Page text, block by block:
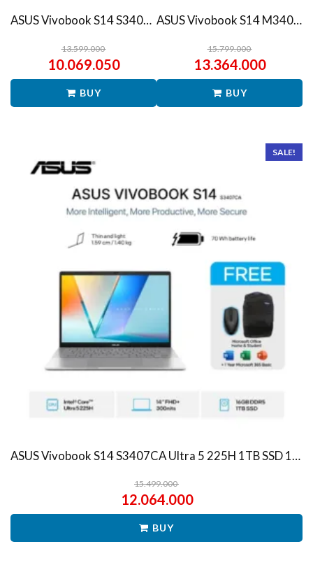
ASUS Vivobook S14 S3407QA – IPSP151M – Matte Gray
13.599.000
10.069.050
BUY
ASUS Vivobook S14 M3407HA Ryzen 7 260 1TB SSD 16GB WUXGA IPS Win11+OHS
15.799.000
13.364.000
BUY
SALE!
ASUS Vivobook S14 S3407CA Ultra 5 225H 1TB SSD 16GB WUXGA IPS Win11+OHS
15.499.000
12.064.000
BUY